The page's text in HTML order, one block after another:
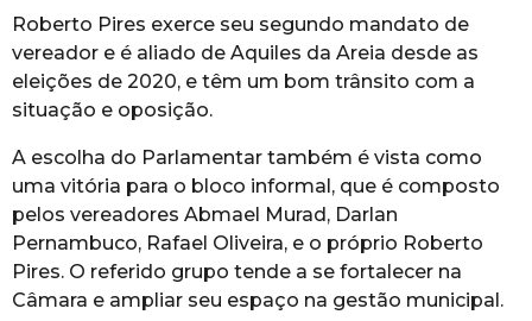
Roberto Pires exerce seu segundo mandato de
vereador e é aliado de Aquiles da Areia desde as
eleições de 2020, e têm um bom trânsito com a
situação e oposição.
A escolha do Parlamentar também é vista como
uma vitória para o bloco informal, que é composto
pelos vereadores Abmael Murad, Darlan
Pernambuco, Rafael Oliveira, e o próprio Roberto
Pires. O referido grupo tende a se fortalecer na
Câmara e ampliar seu espaço na gestão municipal.